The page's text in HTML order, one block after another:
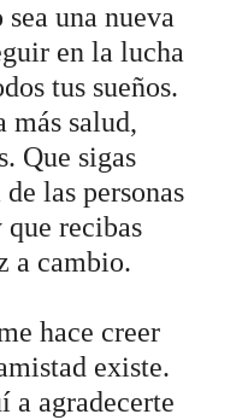
una nueva
en la lucha
tus sueños.
más salud,
Que sigas
las personas
que recibas
a cambio.
hace creer
existe.
a agradecerte